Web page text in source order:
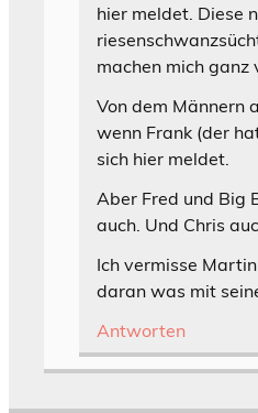
hier meldet. Diese
machen mich ganz
Von dem Männern
wenn Frank (der
sich hier meldet.
Aber Fred und Big
auch. Und Chris
Ich vermisse
daran was mit
Antworten